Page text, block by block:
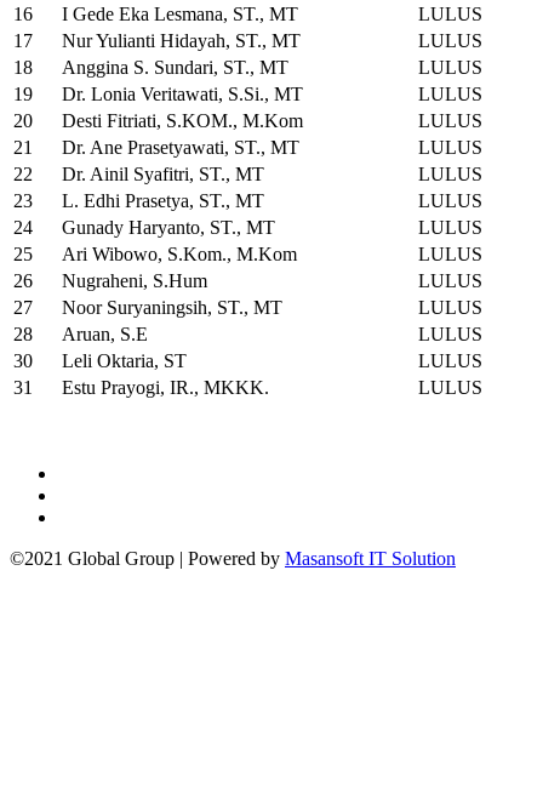
16
I Gede Eka Lesmana, ST., MT
LULUS
17
Nur Yulianti Hidayah, ST., MT
LULUS
18
Anggina S. Sundari, ST., MT
LULUS
19
Dr. Lonia Veritawati, S.Si., MT
LULUS
20
Desti Fitriati, S.KOM., M.Kom
LULUS
21
Dr. Ane Prasetyawati, ST., MT
LULUS
22
Dr. Ainil Syafitri, ST., MT
LULUS
23
L. Edhi Prasetya, ST., MT
LULUS
24
Gunady Haryanto, ST., MT
LULUS
25
Ari Wibowo, S.Kom., M.Kom
LULUS
26
Nugraheni, S.Hum
LULUS
27
Noor Suryaningsih, ST., MT
LULUS
28
Aruan, S.E
LULUS
30
Leli Oktaria, ST
LULUS
31
Estu Prayogi, IR., MKKK. LULUS
©2021 Global Group | Powered by Masansoft IT Solution